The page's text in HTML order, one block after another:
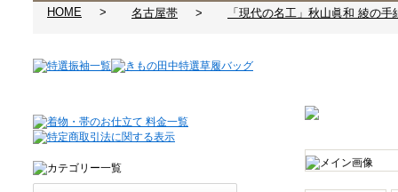
HOME 名古屋帯 「現代の名工」秋山眞和 綾の